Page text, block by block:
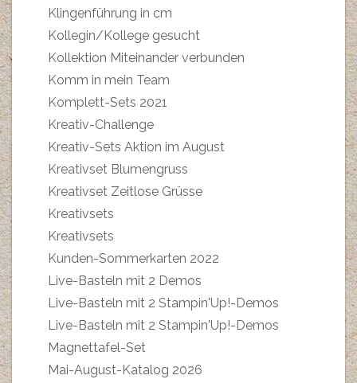
Klingenführung in cm
Kollegin/Kollege gesucht
Kollektion Miteinander verbunden
Komm in mein Team
Komplett-Sets 2021
Kreativ-Challenge
Kreativ-Sets Aktion im August
Kreativset Blumengruss
Kreativset Zeitlose Grüsse
Kreativsets
Kreativsets
Kunden-Sommerkarten 2022
Live-Basteln mit 2 Demos
Live-Basteln mit 2 Stampin'Up!-Demos
Live-Basteln mit 2 Stampin'Up!-Demos
Magnettafel-Set
Mai-August-Katalog 2026